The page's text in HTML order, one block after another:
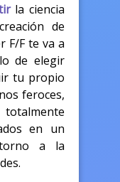
la ciencia
de
F/F te va a
de elegir
tu propio
feroces,
en un
a la